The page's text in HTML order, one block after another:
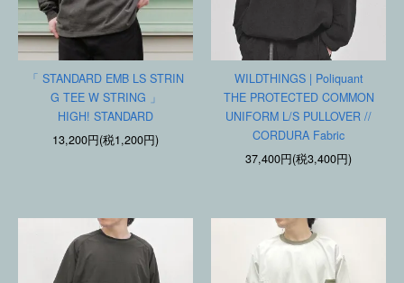
「 STANDARD EMB LS STRIN
G TEE W STRING 」
HIGH! STANDARD
13,200円(税1,200円)
WILDTHINGS | Poliquant
THE PROTECTED COMMON
UNIFORM L/S PULLOVER //
CORDURA Fabric
37,400円(税3,400円)